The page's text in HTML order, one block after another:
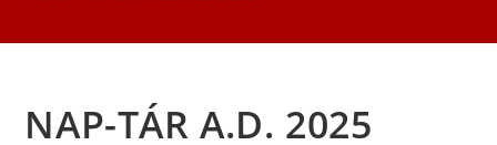
NAP-TÁR A.D. 2025